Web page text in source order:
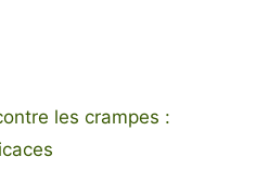
les crampes :